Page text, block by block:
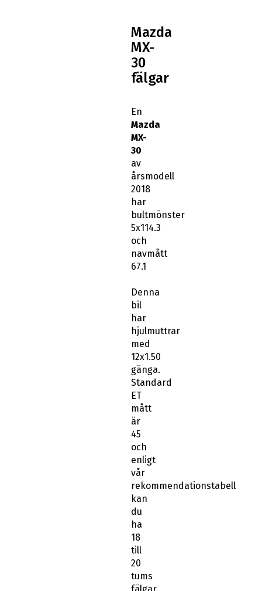
Mazda
MX-
30
fälgar
En
Mazda
MX-
30
av
årsmodell
2018
har
bultmönster
5x114.3
och
navmått
67.1
Denna
bil
har
hjulmuttrar
med
12x1.50
gänga.
Standard
ET
mått
är
45
och
enligt
vår
rekommendationstabell
kan
du
ha
18
till
20
tums
fälgar.